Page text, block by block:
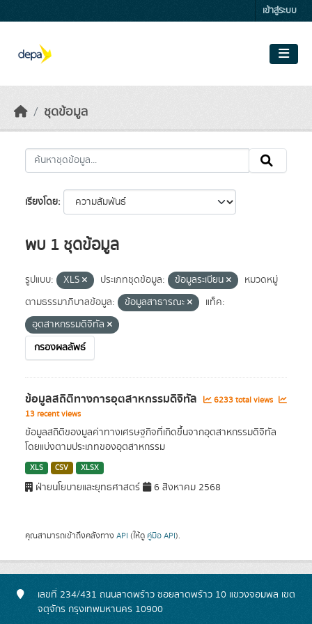
เข้าสู่ระบบ
ชุดข้อมูล
เรียงโดย
พบ 1 ชุดข้อมูล
รูปแบบ: XLS ประเภทชุดข้อมูล: ข้อมูลระเบียน
หมวดหมู่
ตามธรรมาภิบาลข้อมูล:
ข้อมูลสาธารณะ
แท็ค:
อุตสาหกรรมดิจิทัล
กรองผลลัพธ์
ข้อมูลสถิติทางการอุตสาหกรรมดิจิทัล
6233 total views
13 recent views
ข้อมูลสถิติของมูลค่าทางเศรษฐกิจที่เกิดขึ้นจากอุตสาหกรรมดิจิทัล
โดยแบ่งตามประเภทของอุตสาหกรรม
XLS CSV XLSX
ฝ่ายนโยบายและยุทธศาสตร์ 6 สิงหาคม 2568
คุณสามารถเข้าถึงคลังทาง API (ให้ดู คู่มือ API).
เลขที่ 234/431 ถนนลาดพร้าว ซอยลาดพร้าว 10 แขวงจอมพล เขต
จตุจักร กรุงเทพมหานคร 10900